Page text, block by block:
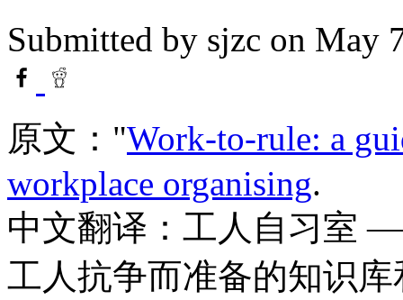
Submitted by sjzc on May
原文："Work-to-rule: a
workplace organising.
中文翻译：工人自习室
工人抗争而准备的知识库